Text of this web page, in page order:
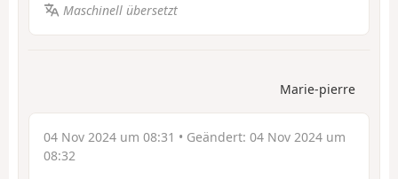
Maschinell übersetzt
Marie-pierre
04 Nov 2024 um 08:31 • Geändert: 04 Nov 2024 um
08:32